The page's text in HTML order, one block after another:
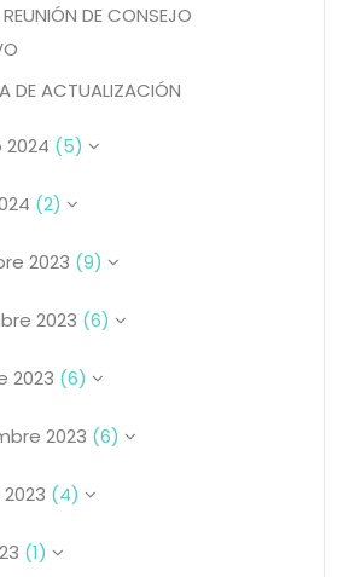
REUNIÓN DE CONSEJO
DE ACTUALIZACIÓN
2024 (5)
(2)
2023 (9)
2023 (6)
2023 (6)
2023 (6)
(4)
(1)